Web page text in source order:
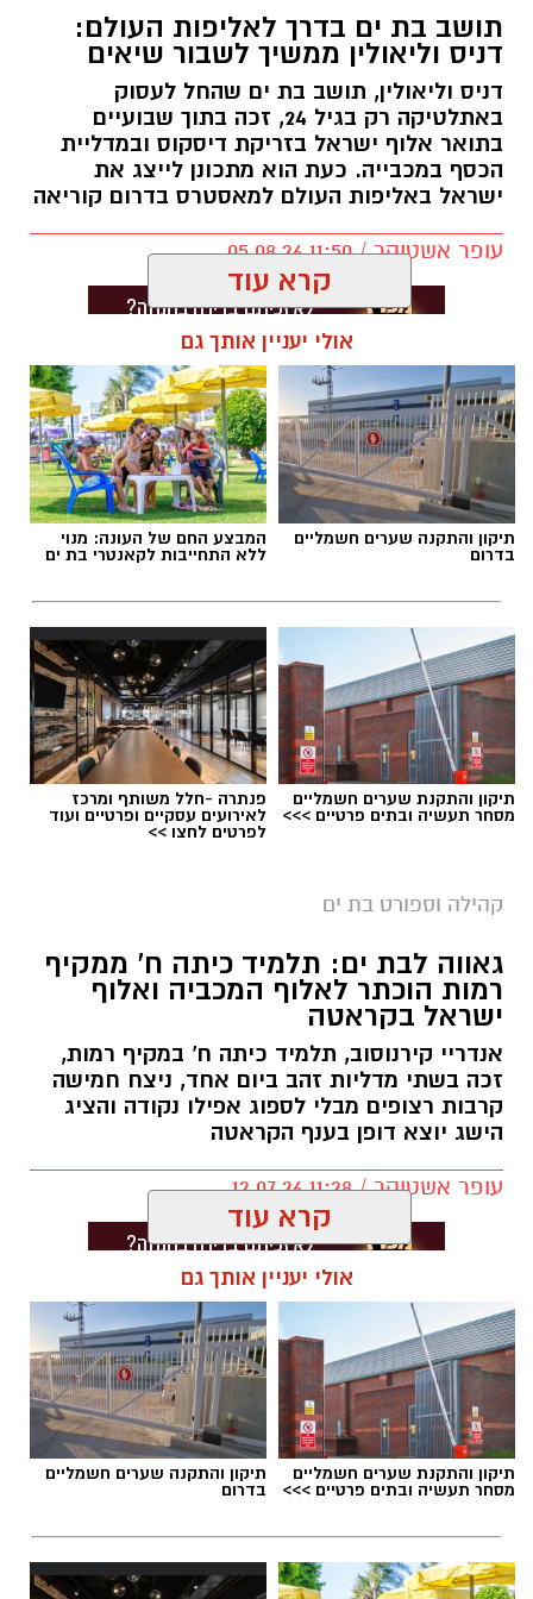
תושב בת ים בדרך לאליפות העולם:
דניס וליאולין ממשיך לשבור שיאים
דניס וליאולין, תושב בת ים שהחל לעסוק
באתלטיקה רק בגיל 24, זכה בתוך שבועיים
בתואר אלוף ישראל בזריקת דיסקוס ובמדליית
הכסף במכבייה. כעת הוא מתכונן לייצג את
ישראל באליפות העולם למאסטרס בדרום קוריאה
עופר אשטוקר / 11:50 05.08.26
תגים:דניס וליאולין
גאווה מקומית לבת ים: דניס וליאולין ממשיך לרשום
הצליח בזכות עבודה קשה, התמדה ונחישות להפוך
לאחד הספורטאים הבולטים בענף זריקת הדיסקוס
בישראל.
בשבועיים האחרונים הוסיף לרשימת הישגיו שני
תארים משמעותיים: אלוף ישראל בזריקת דיסקוס
וסגן אלוף המכבייה באותו הענף.
כעת פניו לאתגר הבא – אליפות העולם בזריקת
קרא עוד
אולי יעניין אותך גם
תיקון והתקנה שערים חשמליים
בדרום
המבצע החם של העונה: מנוי
ללא התחייבות לקאנטרי בת ים
תיקון והתקנת שערים חשמליים
מסחר תעשיה ובתים פרטיים >>>
פנתרה -חלל משותף ומרכז
לאירועים עסקיים ופרטיים ועוד
לפרטים לחצו >>
קהילה וספורט בת ים
גאווה לבת ים: תלמיד כיתה ח' ממקיף
רמות הוכתר לאלוף המכביה ואלוף
ישראל בקראטה
אנדריי קירנוסוב, תלמיד כיתה ח' במקיף רמות,
זכה בשתי מדליות זהב ביום אחד, ניצח חמישה
קרבות רצופים מבלי לספוג אפילו נקודה והציג
הישג יוצא דופן בענף הקראטה
עופר אשטוקר / 11:28 12.07.26
תגים:אנדריי קירנוסוב, מקיף רמות בת ים
קרא עוד
אולי יעניין אותך גם
תיקון והתקנת שערים חשמליים
מסחר תעשיה ובתים פרטיים >>>
תיקון והתקנה שערים חשמליים
בדרום